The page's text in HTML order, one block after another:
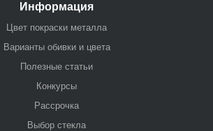
Информация
Цвет покраски металла
Варианты обивки и цвета
Полезные статьи
Конкурсы
Рассрочка
Выбор стекла